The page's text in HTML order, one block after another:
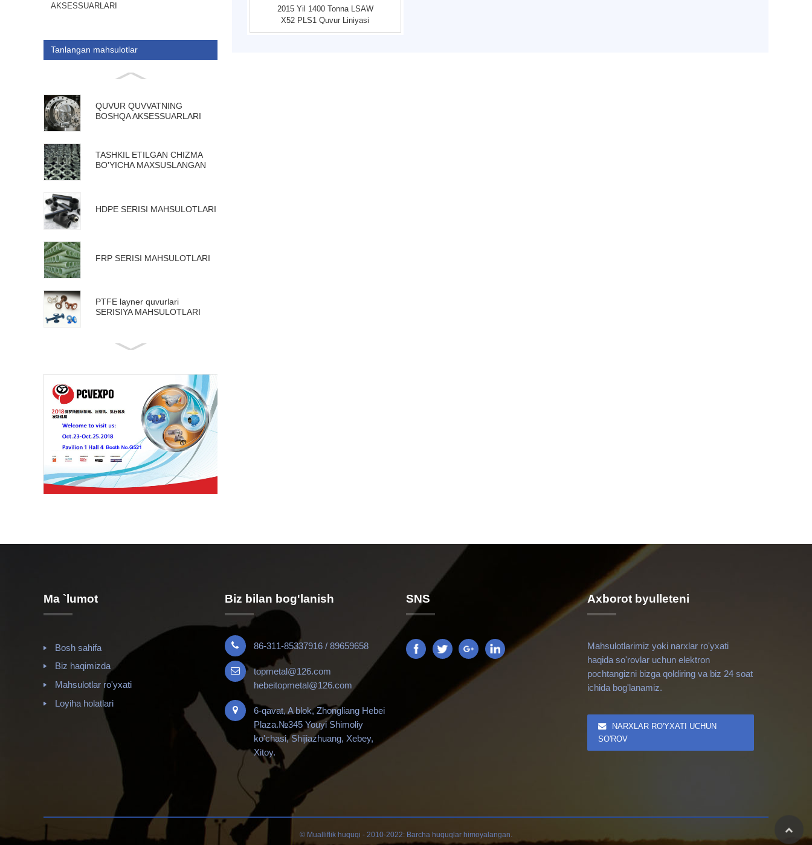
AKSESSUARLARI
Tanlangan mahsulotlar
QUVUR QUVVATNING
BOSHQA AKSESSUARLARI
TASHKIL ETILGAN CHIZMA
BO'YICHA MAXSUSLANGAN
HDPE SERISI MAHSULOTLARI
FRP SERISI MAHSULOTLARI
PTFE layner quvurlari
SERISIYA MAHSULOTLARI
API 5L QUVUR SERISI
2015 Yil 1400 Tonna LSAW
X52 PLS1 Quvur Liniyasi
Loyihasi ...
Ma `lumot
Bosh sahifa
Biz haqimizda
Mahsulotlar ro'yxati
Loyiha holatlari
Biz bilan bog'lanish
86-311-85337916 / 89659658
topmetal@126.com
hebeitopmetal@126.com
6-qavat, A blok, Zhongliang Hebei
Plaza.№345 Youyi Shimoliy
ko'chasi, Shijiazhuang, Xebey,
Xitoy.
SNS Axborot byulleteni
Mahsulotlarimiz yoki narxlar ro'yxati
haqida so'rovlar uchun elektron
pochtangizni bizga qoldiring va biz 24 soat
ichida bog'lanamiz.
NARXLAR RO'YXATI UCHUN
SO'ROV
© Mualliflik huquqi - 2010-2022: Barcha huquqlar himoyalangan.